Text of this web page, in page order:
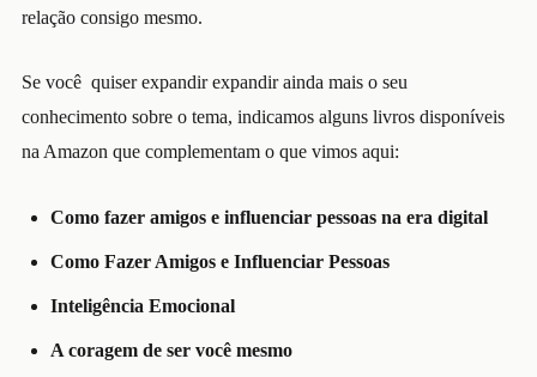
relação consigo mesmo.
Se você quiser expandir expandir ainda mais o seu
conhecimento sobre o tema, indicamos alguns livros disponíveis
na Amazon que complementam o que vimos aqui:
Como fazer amigos e influenciar pessoas na era digital
Como Fazer Amigos e Influenciar Pessoas
Inteligência Emocional
A coragem de ser você mesmo